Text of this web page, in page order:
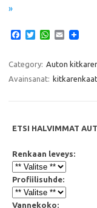
»
e
b
o
T
t
e
W
t
s
A
E
i
Category: Auton
Avainsanat: kitkarenkaat
ETSI HALVIMMAT
Renkaan leveys:
Profiilisuhde:
Vannekoko: